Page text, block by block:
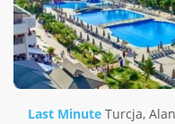
Last Minute Turcja,